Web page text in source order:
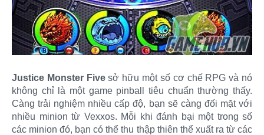
Justice Monster Fivesở hữu một số cơ chế RPG và nó
không chỉ là một game pinball tiêu chuẩn thường thấy.
Càng trải nghiệm nhiều cấp độ, bạn sẽ càng đối mặt với
nhiều minion từ Vexxos. Mỗi khi đánh bại một trong số
các minion đó, bạn có thể thu thập thiên thể xuất ra từ các